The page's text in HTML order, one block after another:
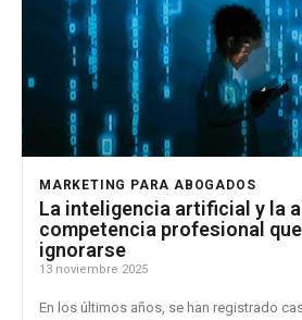
MARKETING PARA ABOGADOS
La inteligencia artificial y la
competencia profesional
ignorarse
13 noviembre 2025
En los últimos años, se han registrado